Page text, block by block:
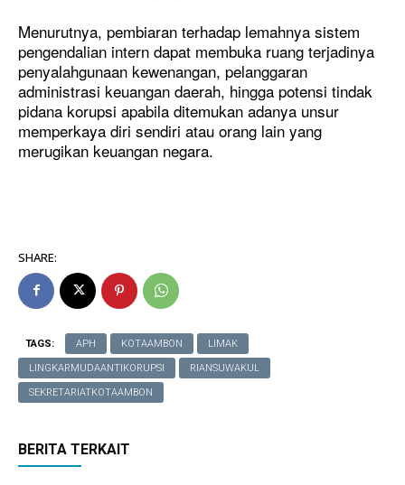
Menurutnya, pembiaran terhadap lemahnya sistem
pengendalian intern dapat membuka ruang terjadinya
penyalahgunaan kewenangan, pelanggaran
administrasi keuangan daerah, hingga potensi tindak
pidana korupsi apabila ditemukan adanya unsur
memperkaya diri sendiri atau orang lain yang
merugikan keuangan negara.
SHARE:
TAGS: APH KOTAAMBON LIMAK
LINGKARMUDAANTIKORUPSI RIANSUWAKUL
SEKRETARIATKOTAAMBON
BERITA TERKAIT